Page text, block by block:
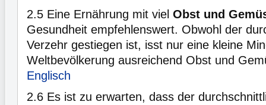
2.5 Eine Ernährung mit viel Obst und
Gesundheit empfehlenswert. Obwohl der
Verzehr gestiegen ist, isst nur eine kleine
Weltbevölkerung ausreichend Obst und
Englisch
2.6 Es ist zu erwarten, dass der